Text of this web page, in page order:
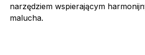
narzędziem wspierającym
malucha.